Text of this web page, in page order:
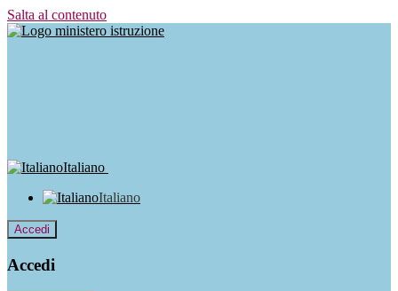
Salta al contenuto
Italiano
Italiano
Accedi
Accedi